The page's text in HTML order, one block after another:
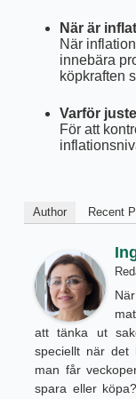
När är
När
innebära
köpkraften
Varför
För att
Author Recent
att tänka ut
speciellt när det
man får
spara eller